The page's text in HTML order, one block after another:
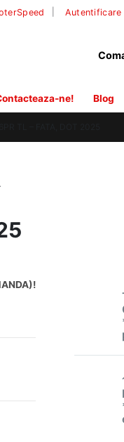
Autentificare
ne! Blog